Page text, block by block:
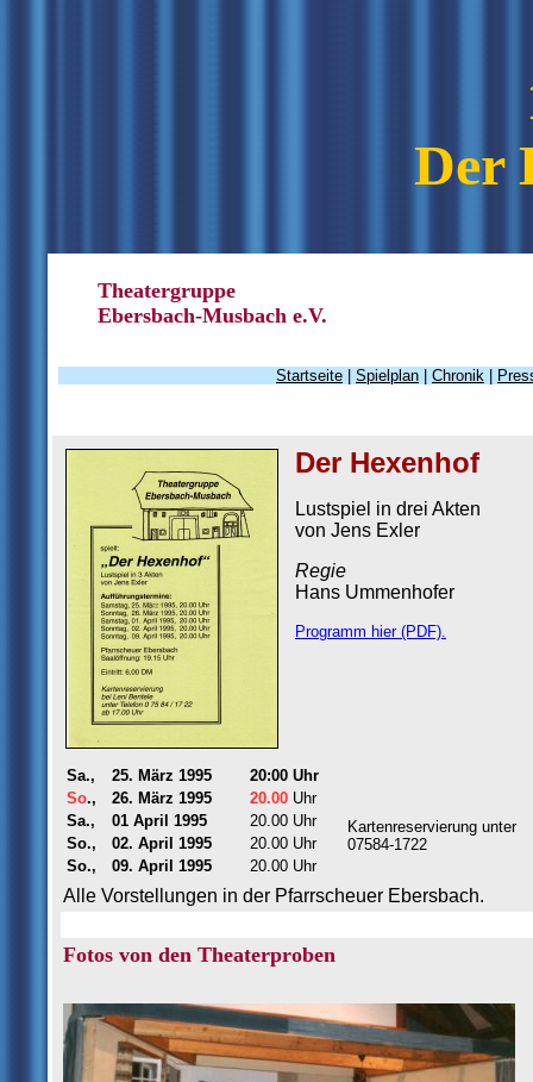
Der
Theatergruppe
Ebersbach-Musbach e.V.
Startseite Spielplan Chronik
Der Hexenhof
Lustspiel in drei Akten
von Jens Exler
Regie
Hans Ummenhofer
Programm hier (PDF).
Sa., 25. März 1995 20:00 Uhr
Kartenreservierung unter
07584-1722
So., 26. März 1995 20.00 Uhr
Sa.,
01 April 1995
20.00 Uhr
So.,
02. April 1995
20.00 Uhr
So.,
09. April 1995 20.00 Uhr
Alle Vorstellungen in der Pfarrscheuer Ebersbach.
Fotos von den Theaterproben